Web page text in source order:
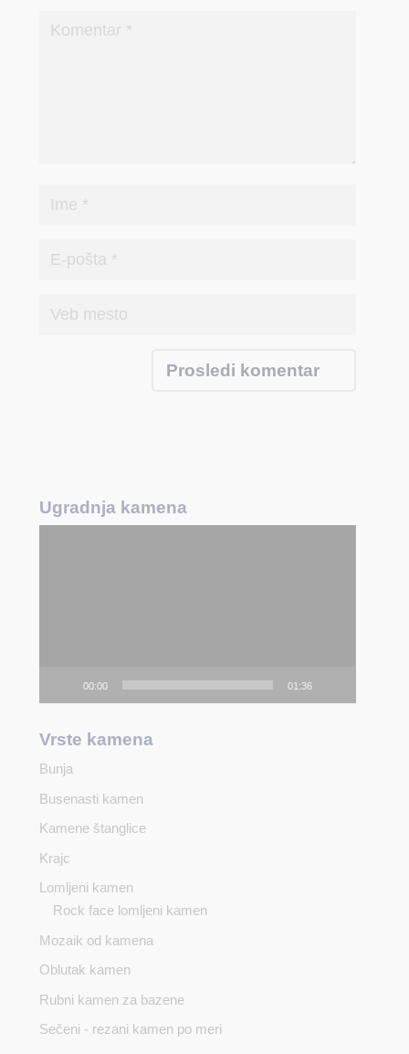
Ugradnja kamena
00:00 01:36
Vrste kamena
Bunja
Busenasti kamen
Kamene štanglice
Krajc
Lomljeni kamen
Rock face lomljeni kamen
Mozaik od kamena
Oblutak kamen
Rubni kamen za bazene
Sečeni - rezani kamen po meri